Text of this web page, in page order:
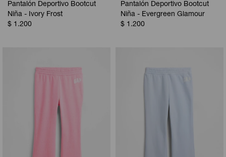
Pantalón Deportivo Bootcut
Niña - Ivory Frost
$ 1.200
Pantalón Deportivo Bootcut
Niña - Evergreen Glamour
$ 1.200